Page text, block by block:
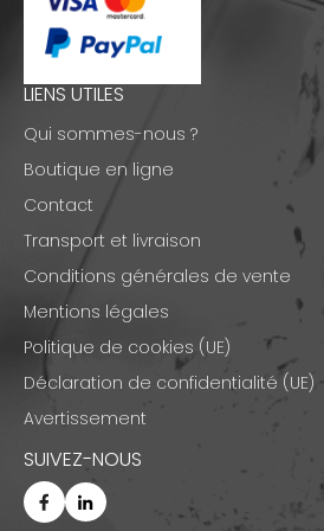
LIENS UTILES
Qui sommes-nous ?
Boutique en ligne
Contact
Transport et livraison
Conditions générales de vente
Mentions légales
Politique de cookies (UE)
Déclaration de confidentialité (UE)
Avertissement
SUIVEZ-NOUS